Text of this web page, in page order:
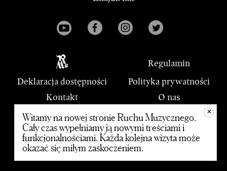
Regulamin
Deklaracja dostępności
Polityka prywatności
Kontakt
O nas
PWM
© 2020 Polskie Wydawnictwo Muzyczne
+
Witamy na nowej stronie Ruchu Muzycznego.
Cały czas wypełniamy ją nowymi treściami i
funkcjonalnościami. Każda kolejna wizyta może
okazać się miłym zaskoczeniem.